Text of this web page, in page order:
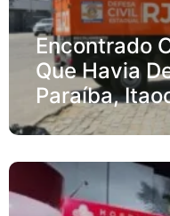
Encontrado
Que Havia
Paraíba,